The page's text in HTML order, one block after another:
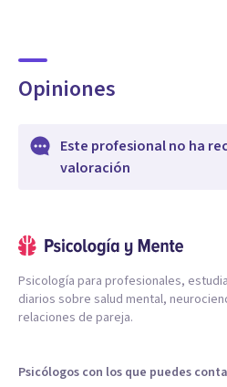
Opiniones
Este profesional no ha
valoración
Psicología para profesionales,
diarios sobre salud mental,
relaciones de pareja.
Psicólogos con los que puedes